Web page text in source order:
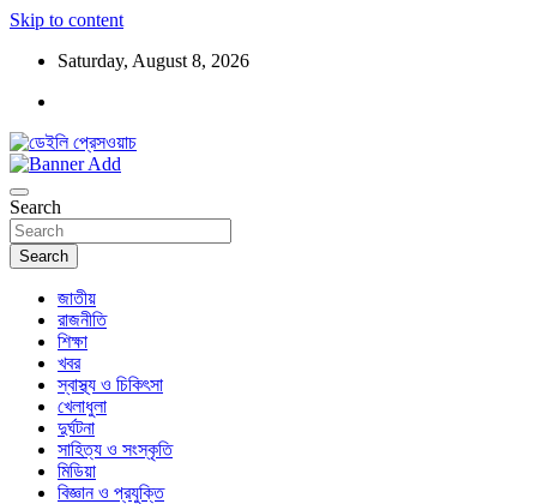
Skip to content
Saturday, August 8, 2026
ডেইলি প্রেসওয়াচ
Search
Search
জাতীয়
রাজনীতি
শিক্ষা
খবর
স্বাস্থ্য ও চিকিৎসা
খেলাধুলা
দুর্ঘটনা
সাহিত্য ও সংস্কৃতি
মিডিয়া
বিজ্ঞান ও প্রযুক্তি